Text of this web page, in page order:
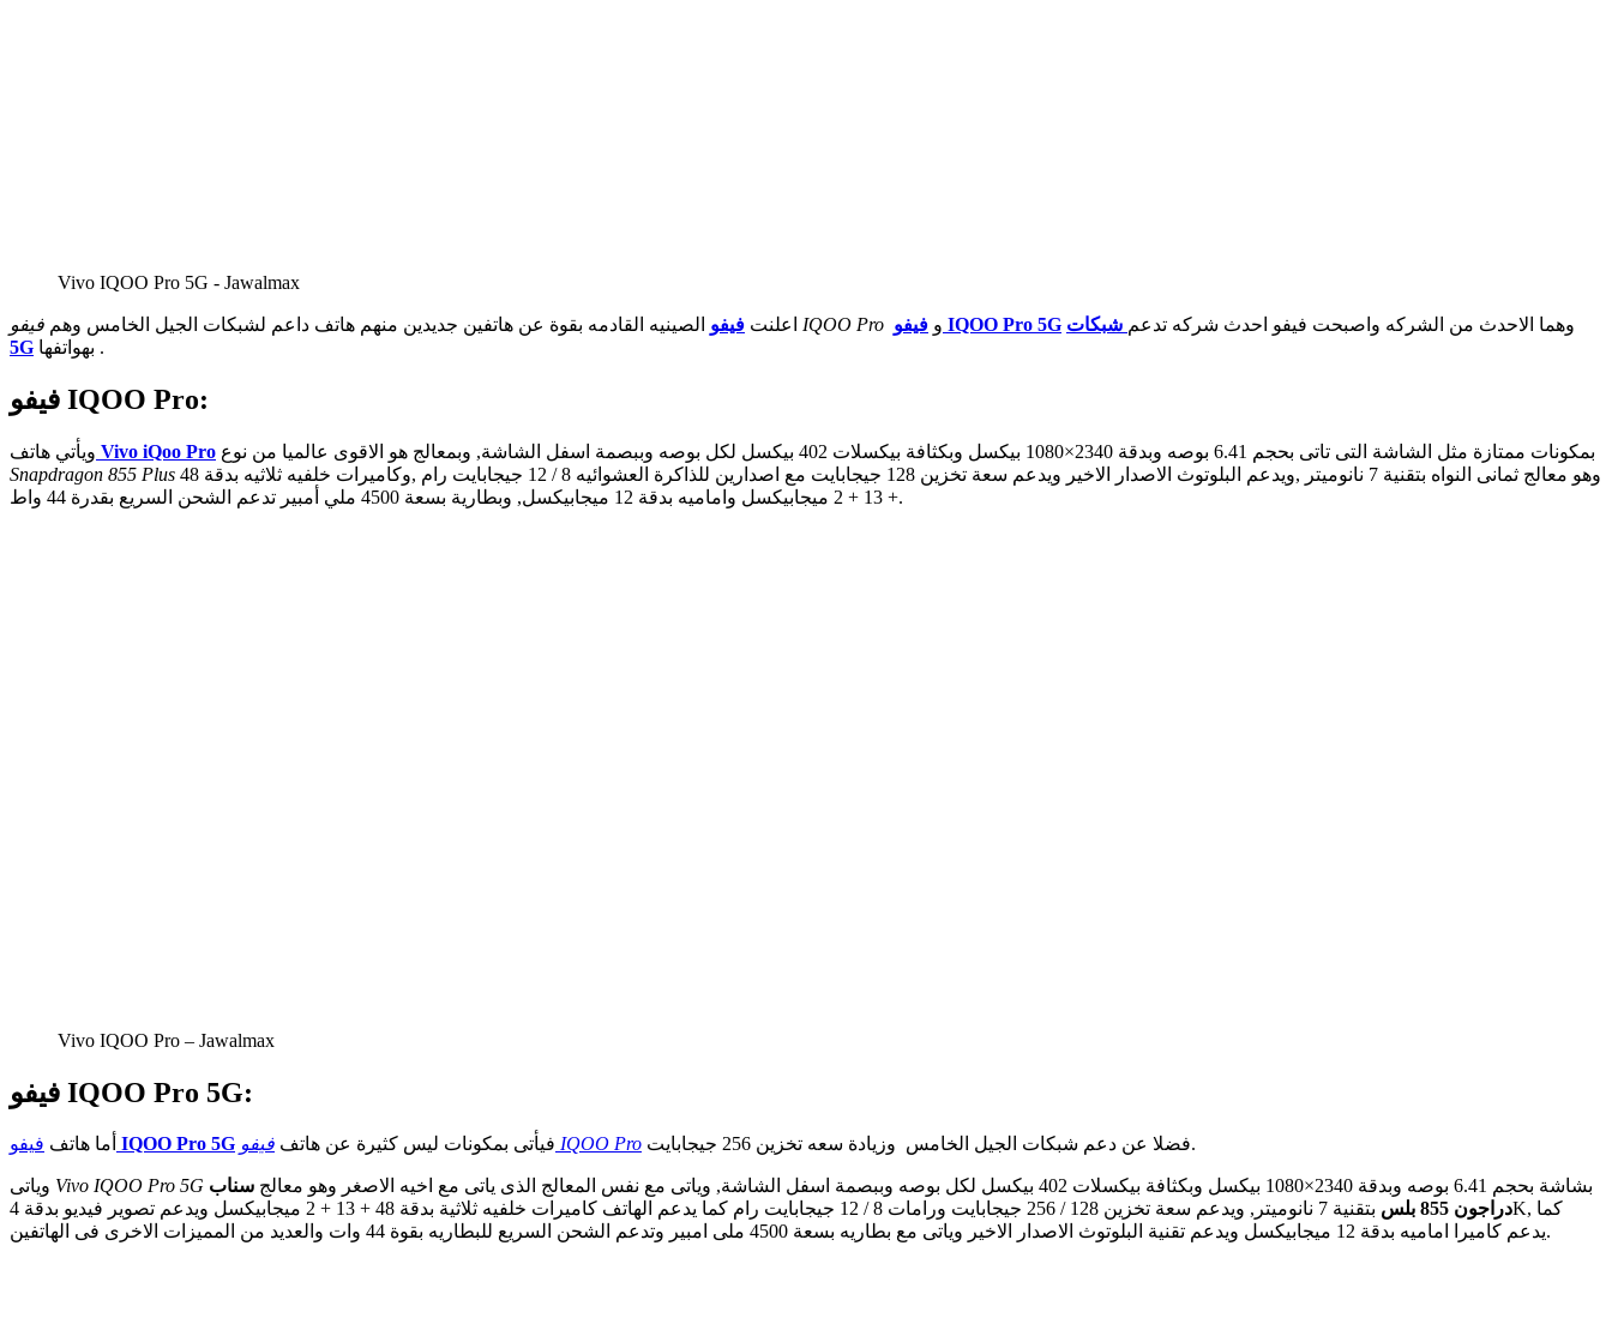
Vivo IQOO Pro 5G - Jawalmax
اعلنت فيفو الصينيه القادمه بقوة عن هاتفين جديدين منهم هاتف داعم لشبكات الجيل الخامس وهم فيفو IQOO Pro و فيفو IQOO Pro 5G وهما الاحدث من الشركه واصبحت فيفو احدث شركه تدعم شبكات
5G
بهواتفها .
فيفو IQOO Pro:
ويأتي هاتف Vivo iQoo Pro
بمكونات ممتازة مثل الشاشة التى تاتى بحجم 6.41 بوصه وبدقة 2340×1080 بيكسل وبكثافة بيكسلات 402 بيكسل لكل بوصه وببصمة اسفل الشاشة, وبمعالج هو الاقوى عالميا من نوع
Snapdragon 855 Plus
+ 13 + 2 ميجابيكسل واماميه بدقة 12 ميجابيكسل, وبطارية بسعة 4500 ملي أمبير تدعم الشحن السريع بقدرة 44 واط.
Vivo IQOO Pro – Jawalmax
فيفو IQOO Pro 5G:
أما هاتف IQOO Pro 5G فيأتى بمكونات ليس كثيرة عن هاتف فيفو IQOO Pro فضلا عن دعم شبكات الجيل الخامس وزيادة سعه تخزين 256 جيجابايت.
Vivo IQOO Pro 5G بشاشة بحجم 6.41 بوصه وبدقة 2340×1080 بيكسل وبكثافة بيكسلات 402 بيكسل لكل بوصه وببصمة اسفل الشاشة, وياتى مع نفس المعالج الذى ياتى مع اخيه الاصغر وهو معالج
سناب
دراجون 855 بلس
بتقنية 7 نانوميتر, ويدعم سعة تخزين 128 / 256 جيجابايت ورامات 8 / 12 جيجابايت رام كما يدعم الهاتف كاميرات خلفيه ثلاثية بدقة 48 + 13 + 2 ميجابيكسل ويدعم تصوير فيديو بدقة 4K, كما
يدعم كاميرا اماميه بدقة 12 ميجابيكسل ويدعم تقنية البلوتوث الاصدار الاخير وياتى مع بطاريه بسعة 4500 ملى امبير وتدعم الشحن السريع للبطاريه بقوة 44 وات والعديد من المميزات الاخرى فى الهاتفين.